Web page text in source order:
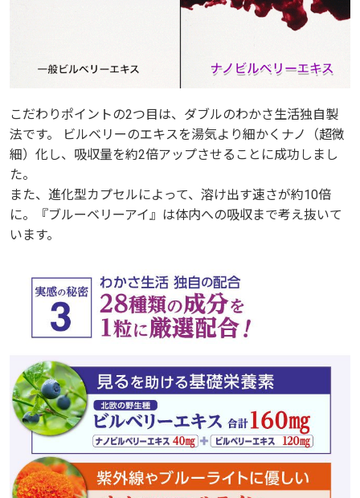
こだわりポイントの2つ目は、ダブルのわかさ生活独自製
法です。 ビルベリーのエキスを湯気より細かくナノ（超微
細）化し、吸収量を約2倍アップさせることに成功しまし
た。
また、進化型カプセルによって、溶け出す速さが約10倍
に。『ブルーベリーアイ』は体内への吸収まで考え抜いて
います。